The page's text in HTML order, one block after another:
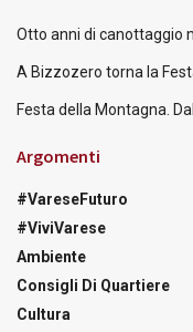
Otto anni di canottaggio
A Bizzozero torna la
Festa della Montagna.
Argomenti
#VareseFuturo
#ViviVarese
Ambiente
Consigli Di Quartiere
Cultura